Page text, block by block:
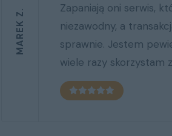
PIOTR A.
bezproblemowo.
on-line, wymiany na
ostatnio wymiany
partnerskim.